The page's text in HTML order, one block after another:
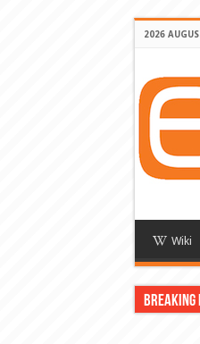
2026
Wiki
BREAKING